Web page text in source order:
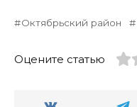
Октябрьский район
Оцените статью